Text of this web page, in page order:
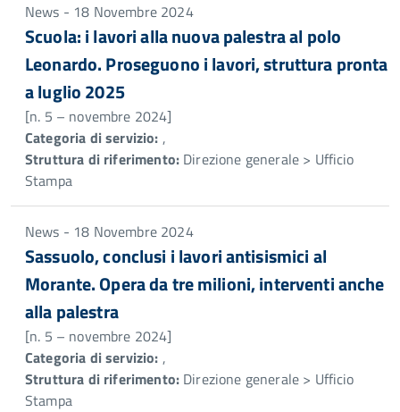
News - 18 Novembre 2024
Scuola: i lavori alla nuova palestra al polo
Leonardo. Proseguono i lavori, struttura pronta
a luglio 2025
[n. 5 – novembre 2024]
Categoria di servizio: ,
Struttura di riferimento: Direzione generale > Ufficio
Stampa
News - 18 Novembre 2024
Sassuolo, conclusi i lavori antisismici al
Morante. Opera da tre milioni, interventi anche
alla palestra
[n. 5 – novembre 2024]
Categoria di servizio: ,
Struttura di riferimento: Direzione generale > Ufficio
Stampa